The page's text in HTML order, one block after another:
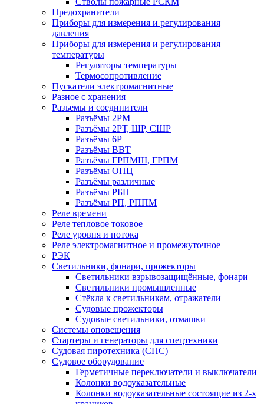
Предохранители
Приборы для измерения и регулирования
давления
Приборы для измерения и регулирования
температуры
Регуляторы температуры
Термосопротивление
Пускатели электромагнитные
Разное с хранения
Разъемы и соединители
Разъёмы 2РМ
Разъёмы 2РТ, ШР, СШР
Разъёмы 6Р
Разъёмы ВВТ
Разъёмы ГРПМШ, ГРПМ
Разъёмы ОНЦ
Разъёмы различные
Разъёмы РБН
Разъёмы РП, РППМ
Реле времени
Реле тепловое токовое
Реле уровня и потока
Реле электромагнитное и промежуточное
РЭК
Светильники, фонари, прожекторы
Светильники взрывозащищённые, фонари
Светильники промышленные
Стёкла к светильникам, отражатели
Судовые прожекторы
Судовые светильники, отмашки
Системы оповещения
Стартеры и генераторы для спецтехники
Судовая пиротехника (СПС)
Судовое оборудование
Герметичные переключатели и выключатели
Колонки водоуказательные
Колонки водоуказательные состоящие из 2-х